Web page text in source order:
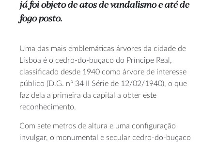
já foi objeto de atos de vandalismo e até de
fogo posto.
Uma das mais emblemáticas árvores da cidade de
Lisboa é o cedro-do-buçaco do Príncipe Real,
classificado desde 1940 como árvore de interesse
público (D.G. nº 34 II Série de 12/02/1940), o que
faz dela a primeira da capital a obter este
reconhecimento.
Com sete metros de altura e uma configuração
invulgar, o monumental e secular cedro-do-buçaco